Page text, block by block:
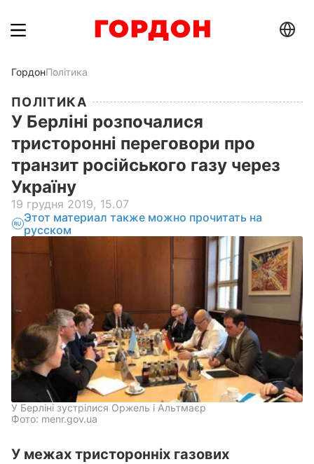
ГордонПолітика
ПОЛІТИКА
У Берліні розпочалися
тристоронні переговори про
транзит російського газу через
Україну
19 грудня 2019, 15.07
Этот материал также можно прочитать на
русском
У Берліні зустрілися Оржель і Альтмаєр
Фото: menr.gov.ua
У межах тристоронніх газових